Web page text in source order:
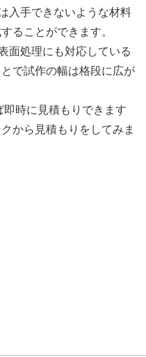
入手できないような材料
ることができます。
面処理にも対応している
で試作の幅は格段に広が
時に見積もりできます
から見積もりをしてみま